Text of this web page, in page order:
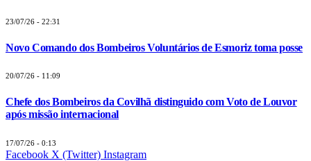
23/07/26 - 22:31
Novo Comando dos Bombeiros Voluntários de Esmoriz toma posse
20/07/26 - 11:09
Chefe dos Bombeiros da Covilhã distinguido com Voto de Louvor
após missão internacional
17/07/26 - 0:13
Facebook X (Twitter) Instagram